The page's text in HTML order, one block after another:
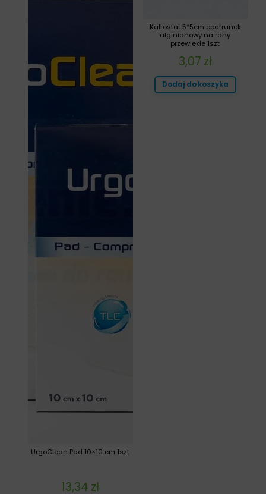
Kaltostat 5*5cm opatrunek
alginianowy na rany
przewlekłe 1szt
3,07 zł
Dodaj do koszyka
UrgoClean Pad 10×10 cm 1szt
13,34 zł